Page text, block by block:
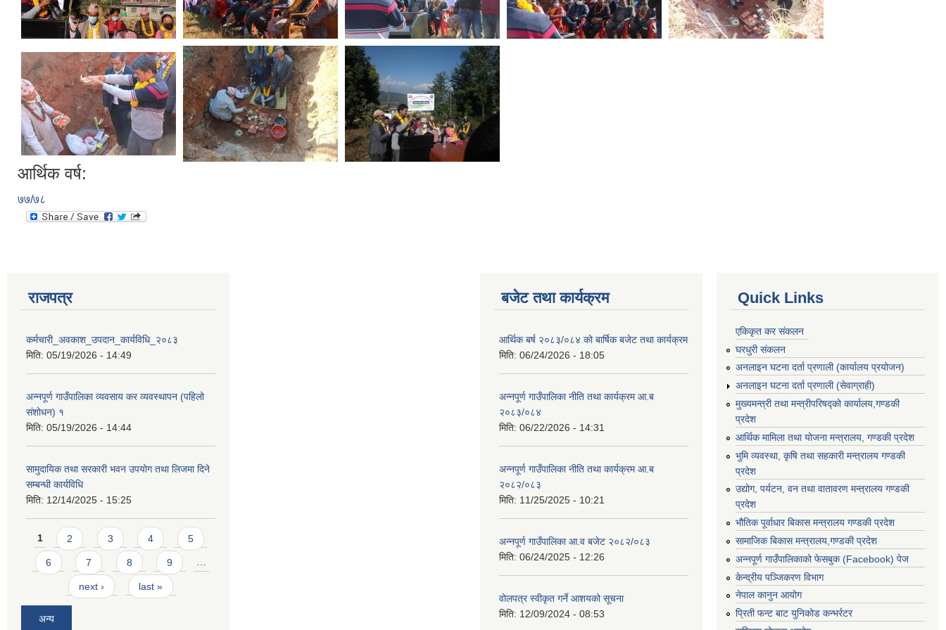
आर्थिक वर्ष:
७७/७८
राजपत्र
कर्मचारी_अवकाश_उपदान_कार्यविधि_२०८३
मिति: 05/19/2026 - 14:49
अन्नपूर्ण गाउँपालिका व्यवसाय कर व्यवस्थापन (पहिलो
संशोधन) १
मिति: 05/19/2026 - 14:44
सामुदायिक तथा सरकारी भवन उपयोग तथा लिजमा दिने
सम्बन्धी कार्यविधि
मिति: 12/14/2025 - 15:25
Pages
1 2 3 4 5
6 7 8 9 …
next › last »
अन्य
बजेट तथा कार्यक्रम
आर्थिक बर्ष २०८३/०८४ को बार्षिक बजेट तथा कार्यक्रम
मिति: 06/24/2026 - 18:05
अन्नपूर्ण गाउँपालिका नीति तथा कार्यक्रम आ.ब
२०८३/०८४
मिति: 06/22/2026 - 14:31
अन्नपूर्ण गाउँपालिका नीति तथा कार्यक्रम आ.ब
२०८२/०८३
मिति: 11/25/2025 - 10:21
अन्नपूर्ण गाउँपालिका आ.व बजेट २०८२/०८३
मिति: 06/24/2025 - 12:26
वोलपत्र स्वीकृत गर्ने आशयको सूचना
मिति: 12/09/2024 - 08:53
Quick Links
एकिकृत कर संकलन
घरधुरी संकलन
अनलाइन घटना दर्ता प्रणाली (कार्यालय प्रयोजन)
अनलाइन घटना दर्ता प्रणाली (सेवाग्राही)
मुख्यमन्त्री तथा मन्त्रीपरिषद्को कार्यालय,गण्डकी
प्रदेश
आर्थिक मामिला तथा योजना मन्त्रालय, गण्डकी प्रदेश
भुमि व्यवस्था, कृषि तथा सहकारी मन्त्रालय गण्डकी
प्रदेश
उद्योग, पर्यटन, वन तथा वातावरण मन्त्रालय गण्डकी
प्रदेश
भौतिक पूर्वाधार बिकास मन्त्रालय गण्डकी प्रदेश
सामाजिक बिकास मन्त्रालय,गण्डकी प्रदेश
अन्नपूर्ण गाउँपालिकाको फेसबुक (Facebook) पेज
केन्द्रीय पञ्जिकरण विभाग
नेपाल कानुन आयोग
प्रिती फन्ट बाट युनिकोड कन्भर्रटर